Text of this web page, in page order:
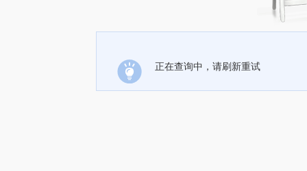
正在查询中，请刷新重试